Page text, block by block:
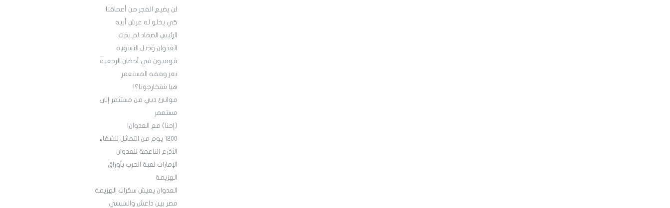
لن يضيع الفجر من أعماقنا
كي يخلو له عرش أبيه
الرئيس الصماد لم يمت
العدوان وجيل التسوية
قوميون في أحضان الرجعية
تعز وفقه المستعمر
هيا شتخارجونا؟!
موانئ دبي من مستثمر إلى
مستعمر
(إحنا) مع العدوان!
1200 يوم من التماثل للشفاء
الأذرع الناعمة للعدوان
الإمارات لعبة الحرب بأوراق
الهزيمة
العدوان يعيش سكرات الهزيمة
مصر بين داعش والسيسي